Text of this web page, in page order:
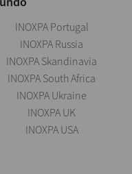
INOXPA Portugal
INOXPA Russia
INOXPA Skandinavia
INOXPA South Africa
INOXPA Ukraine
INOXPA UK
INOXPA USA